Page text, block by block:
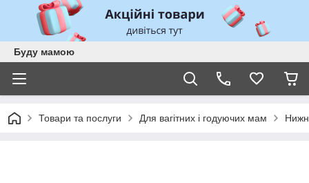
Буду мамою
Товари та послуги Для вагітних і годуючих мам